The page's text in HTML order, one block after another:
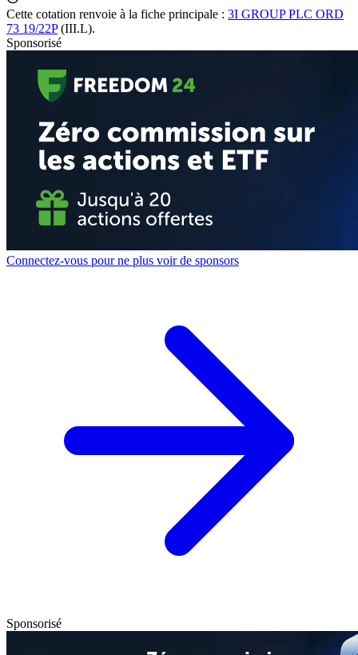
Cette cotation renvoie à la fiche principale : 3I GROUP PLC ORD
73 19/22P(III.L).
Sponsorisé
Connectez-vous pour ne plus voir de sponsors
Sponsorisé